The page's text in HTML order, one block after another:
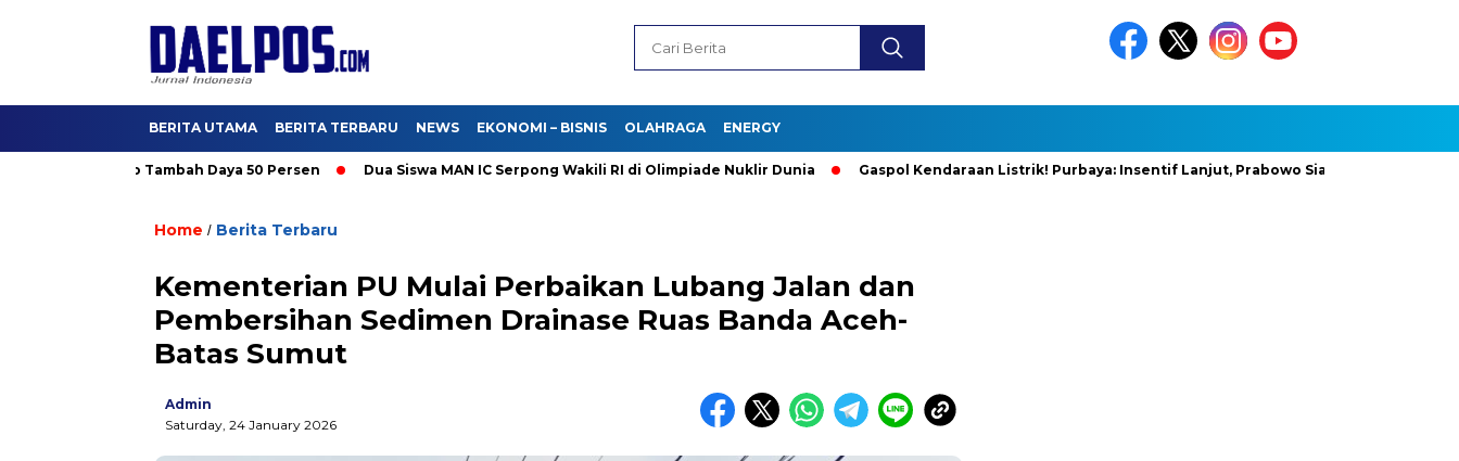
BERITA UTAMA BERITA TERBARU NEWS EKONOMI – BISNIS OLAHRAGA ENERGY
Promo Tambah Daya 50 Persen Dua Siswa MAN IC Serpong Wakili RI di Olimpiade Nuklir Dunia Gaspol Kendaraan Listrik! Purbaya: Insentif Lanjut, Prabowo Siapkan Stimulus Baru
Home / Berita Terbaru
Kementerian PU Mulai Perbaikan Lubang Jalan dan
Pembersihan Sedimen Drainase Ruas Banda Aceh-
Batas Sumut
Admin
Saturday, 24 January 2026